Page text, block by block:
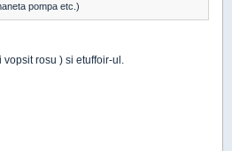
pompa etc.)
rosu ) si etuffoir-ul.